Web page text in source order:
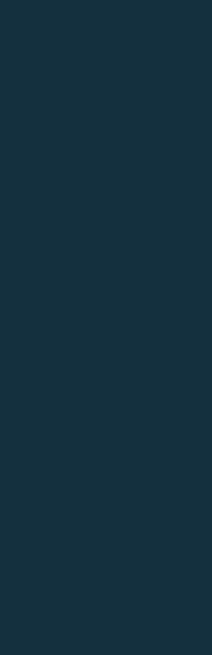
ברישום, כאשר
עיריית ראשון לציון
לזכויותיהם. לחלופין
התובעת, מישנאל
חברה פרטית הטוענת
עזר הוא מי
כבעלת הזכויות
נרשמה הבעלות על
ציבורי והוראות חוק
טענו כי זכויות
על שם העירייה נעשה
מכוח סעיף
אין מניעה להפקיע
חכירה, וכי הביטוי